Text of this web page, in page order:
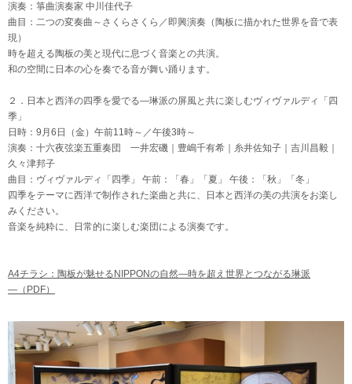
演奏：箏曲演奏家 中川佳代子
曲目：二つの変奏曲～さくらさくら／即興演奏（陶板に描かれた世界を音で表
現）
時を超える陶板の美と現代に息づく音楽との共演。
和の空間に日本の心を奏でる音が舞い踊ります。
２．日本と西洋の四季を愛でる―琳派の屏風と共に楽しむヴィヴァルディ「四
季」
日時：9月6日（金）午前11時～／午後3時～
演奏：十六夜弦楽五重奏団 一井宏磯｜豊嶋千有希｜糸井佐知子｜吉川昌毅｜
久々津邦子
曲目：ヴィヴァルディ「四季」 午前：「春」「夏」 午後：「秋」「冬」
四季をテーマに西洋で制作された楽曲と共に、日本と西洋の美の共演をお楽し
みください。
音楽を純粋に、日常的に楽しむ楽団による演奏です。
A4チラシ：陶板が魅せるNIPPONの自然―時を超え世界とつながる琳派
―（PDF）